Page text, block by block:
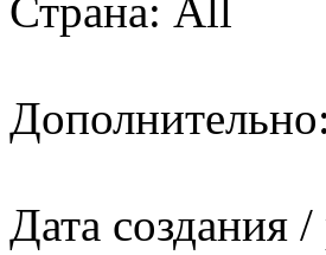
Страна: All
Дата создания